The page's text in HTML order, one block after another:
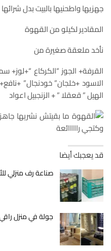
جهزيها واطحنيها بالبيت بدل
المقادير لكيلو من القهوة
نأخد ملعقة صغيرة من
القرفة+ الجوز “الكركاع “+لوز+
الاسود +خلجان” خودنجال”
الهيل ” قعقلا ” + الزنجبيل اعواد
قد يعجبك أيضا
صناعة رف منزلي
جولة في منزل راقي